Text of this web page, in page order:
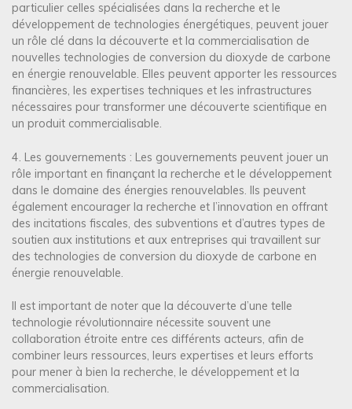
particulier celles spécialisées dans la recherche et le
développement de technologies énergétiques, peuvent jouer
un rôle clé dans la découverte et la commercialisation de
nouvelles technologies de conversion du dioxyde de carbone
en énergie renouvelable. Elles peuvent apporter les ressources
financières, les expertises techniques et les infrastructures
nécessaires pour transformer une découverte scientifique en
un produit commercialisable.
4. Les gouvernements : Les gouvernements peuvent jouer un
rôle important en finançant la recherche et le développement
dans le domaine des énergies renouvelables. Ils peuvent
également encourager la recherche et l’innovation en offrant
des incitations fiscales, des subventions et d’autres types de
soutien aux institutions et aux entreprises qui travaillent sur
des technologies de conversion du dioxyde de carbone en
énergie renouvelable.
Il est important de noter que la découverte d’une telle
technologie révolutionnaire nécessite souvent une
collaboration étroite entre ces différents acteurs, afin de
combiner leurs ressources, leurs expertises et leurs efforts
pour mener à bien la recherche, le développement et la
commercialisation.